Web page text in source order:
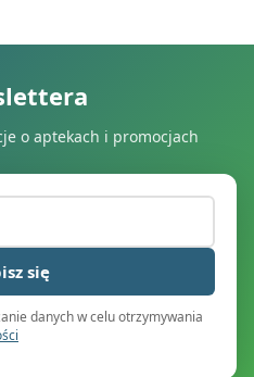
o aptekach i promocjach
się
danych w celu otrzymywania